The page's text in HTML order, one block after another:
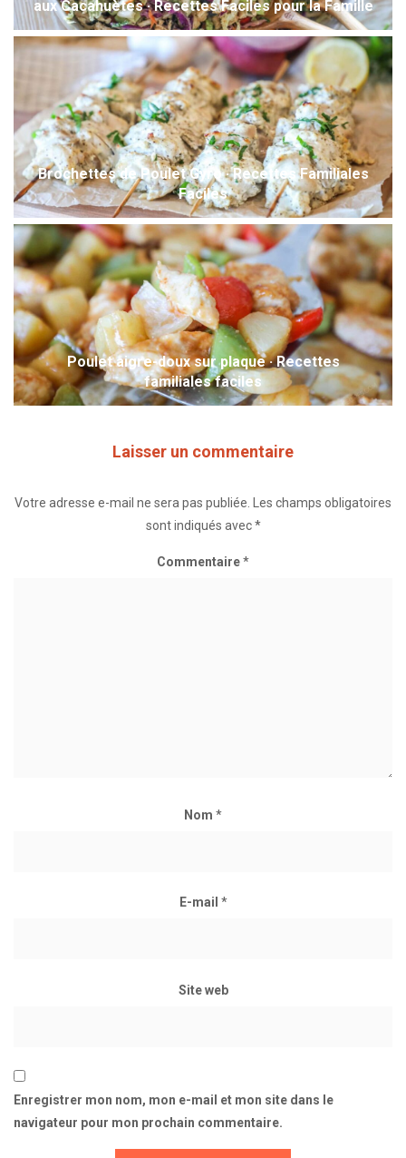
aux Cacahuètes · Recettes Faciles pour la Famille
Brochettes de Poulet Gyro · Recettes Familiales
Faciles
Poulet aigre-doux sur plaque · Recettes
familiales faciles
Laisser un commentaire
Votre adresse e-mail ne sera pas publiée.
Les champs obligatoires
sont indiqués avec*
Commentaire*
Nom *
E-mail *
Site web
Enregistrer mon nom, mon e-mail et mon site dans le
navigateur pour mon prochain commentaire.